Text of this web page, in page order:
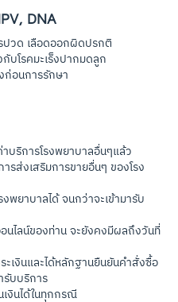
DNA
ปวด เลือดออกผิดปรกติ
บโรคมะเร็งปากมดลูก
ก่อนการรักษา
บริการโรงพยาบาลอื่นๆแล้ว
รส่งเสริมการขายอื่นๆ ของโรง
งพยาบาลได้ จนกว่าจะเข้ามารับ
นไลน์ของท่าน จะยังคงมีผลถึงวันที่
ะเงินและได้หลักฐานยืนยันคำสั่งซื้อ
รับบริการ
เงินได้ในทุกกรณี